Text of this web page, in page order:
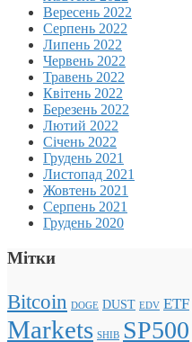
Вересень 2022
Серпень 2022
Липень 2022
Червень 2022
Травень 2022
Квітень 2022
Березень 2022
Лютий 2022
Січень 2022
Грудень 2021
Листопад 2021
Жовтень 2021
Серпень 2021
Грудень 2020
Мітки
Bitcoin DOGE DUST EDV ETF
Markets SHIB SP500